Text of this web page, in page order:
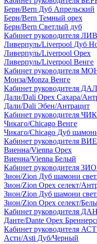
Берн/Bern Дуб Апрельский
Берн/Bern Темный орех
Берн/Bern Светлый дуб
Кабинет руководителя
Ливерпуль/Liverpool Дуб
Ливерпуль/Liverpool Орех
Ливерпуль/Liverpool Венге
Кабинет руководителя
Монза/Monza Венге
Кабинет руководителя
Дали/Dali Орех Cахара/
Дали/Dali Эбен/Антрацит
Кабинет руководителя
Чикаго/Chicago Венге
Чикаго/Chicago Дуб
Кабинет руководителя
Виенна/Vienna Орех
Виенна/Vienna Белый
Кабинет руководителя
Зион/Zion Дуб шамони
Зион/Zion Орех селект/
Зион/Zion Дуб шамони
Зион/Zion Орех селект/
Кабинет руководителя
Данте/Dante Орех
Кабинет руководителя
Асти/Asti Дуб/Черный